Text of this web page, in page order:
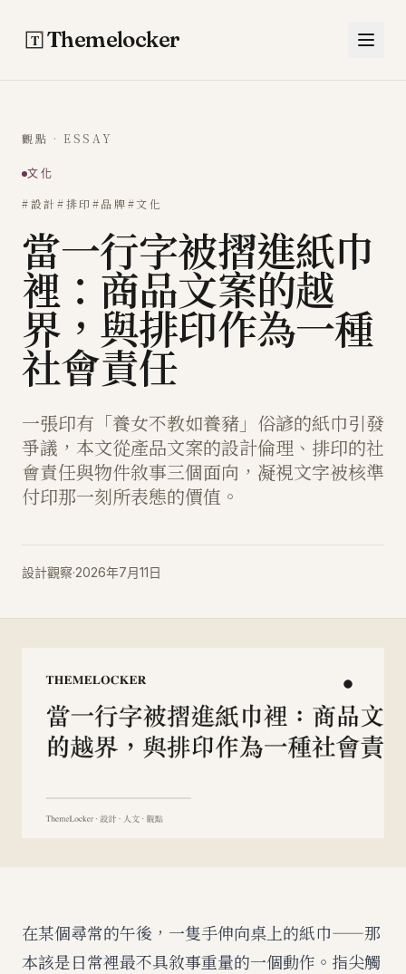
Themelocker
觀點 · ESSAY
文化
#設計#排印#品牌#文化
當一行字被摺進紙巾
裡：商品文案的越
界，與排印作為一種
社會責任
一張印有「養女不教如養豬」俗諺的紙巾引發
爭議，本文從產品文案的設計倫理、排印的社
會責任與物件敘事三個面向，凝視文字被核準
付印那一刻所表態的價值。
設計觀察·2026年7月11日
在某個尋常的午後，一隻手伸向桌上的紙巾——那
本該是日常裡最不具敘事重量的一個動作。指尖觸